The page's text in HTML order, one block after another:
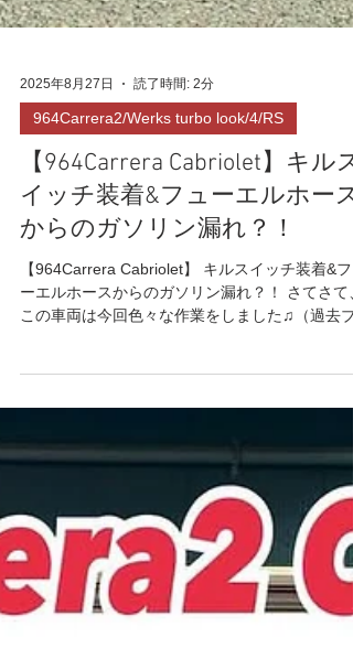
2025年8月27日 読了時間: 2分
964Carrera2/Werks turbo look/4/RS
イッチ装着&フューエルホース
からのガソリン漏れ？！
ーエルホースからのガソリン漏れ？！ さてさて
ディ塗装 ・マフラー交換 ・ファン塗装...